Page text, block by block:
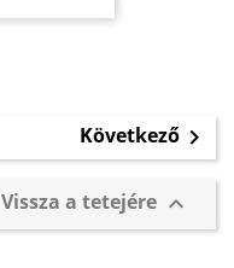
Következő 
Vissza a tetejére 